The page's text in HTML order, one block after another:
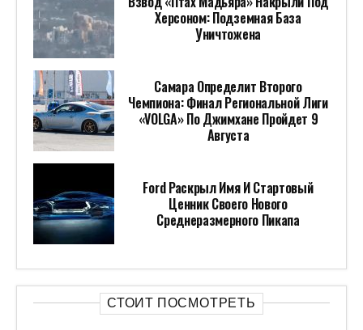
Херсоном: Подземная База
Уничтожена
Самара Определит Второго
Чемпиона: Финал Региональной Лиги
«VOLGA» По Джимхане Пройдет 9
Августа
Ford Раскрыл Имя И Стартовый
Ценник Своего Нового
Среднеразмерного Пикапа
СТОИТ ПОСМОТРЕТЬ